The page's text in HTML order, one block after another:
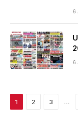
6
6
1 2 3 …